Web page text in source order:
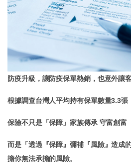
防疫升級，讓防疫保單熱銷，也意外讓
根據調查台灣人平均持有保單數量3.3張
保險不只是「保障」家族傳承 守富創富
而是「透過『保障』彌補『風險』造成
擔你無法承擔的風險。